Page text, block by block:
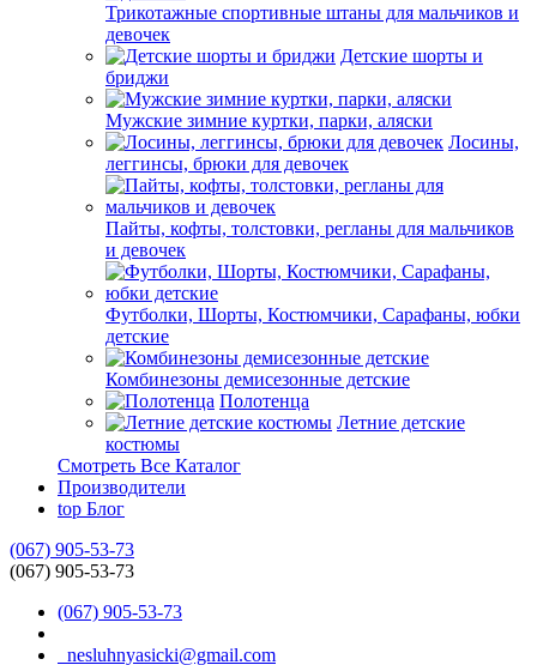
Трикотажные спортивные штаны для мальчиков и
девочек
Детские шорты и
бриджи
Мужские зимние куртки, парки, аляски
Лосины,
леггинсы, брюки для девочек
Пайты, кофты, толстовки, регланы для мальчиков
и девочек
Футболки, Шорты, Костюмчики, Сарафаны, юбки
детские
Комбинезоны демисезонные детские
Полотенца
Летние детские
костюмы
Смотреть Все Каталог
Производители
top Блог
(067) 905-53-73
(067) 905-53-73
(067) 905-53-73
nesluhnyasicki@gmail.com